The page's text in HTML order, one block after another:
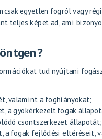
egyetlen fogról vagy
teljes képet ad, ami
tud nyújtani
valamint a foghiányokat;
a gyökérkezelt fogak
csontszerkezet állapotát;
a fogak fejlődési eltéréseit,